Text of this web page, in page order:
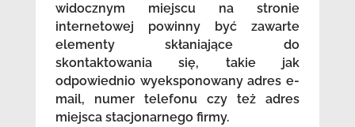
widocznym miejscu na stronie
internetowej powinny być zawarte
elementy skłaniające do
skontaktowania się, takie jak
odpowiednio wyeksponowany adres e-
mail, numer telefonu czy też adres
miejsca stacjonarnego firmy.